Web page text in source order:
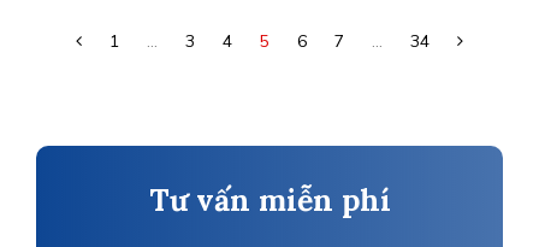
1 ... 3 4 5 6 7 ... 34
Tư vấn miễn phí